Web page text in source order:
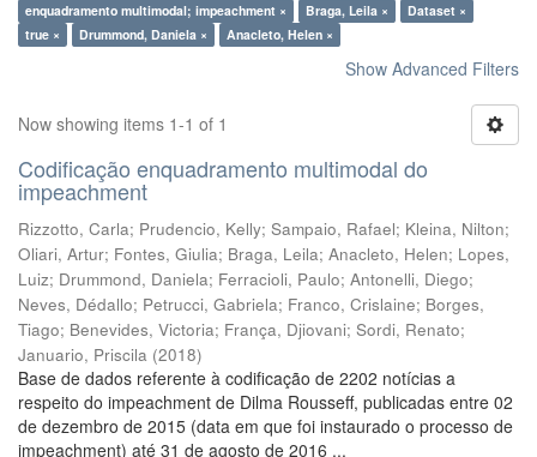
enquadramento multimodal; impeachment ×
Braga, Leila ×
Dataset ×
true ×
Drummond, Daniela × Anacleto, Helen ×
Show Advanced Filters
Now showing items 1-1 of 1
Codificação enquadramento multimodal do
impeachment
Rizzotto, Carla; Prudencio, Kelly; Sampaio, Rafael; Kleina, Nilton;
Oliari, Artur; Fontes, Giulia; Braga, Leila; Anacleto, Helen; Lopes,
Luiz; Drummond, Daniela; Ferracioli, Paulo; Antonelli, Diego;
Neves, Dédallo; Petrucci, Gabriela; Franco, Crislaine; Borges,
Tiago; Benevides, Victoria; França, Djiovani; Sordi, Renato;
Januario, Priscila (2018)
Base de dados referente à codificação de 2202 notícias a
respeito do impeachment de Dilma Rousseff, publicadas entre 02
de dezembro de 2015 (data em que foi instaurado o processo de
impeachment) até 31 de agosto de 2016 ...